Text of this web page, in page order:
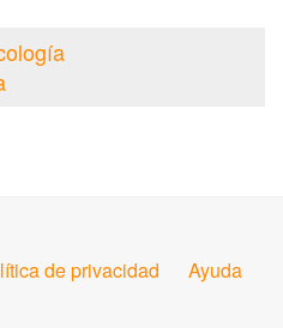
de privacidad
Ayuda